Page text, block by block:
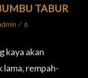
TABUR
/ 0
kaya akan
lama, rempah-